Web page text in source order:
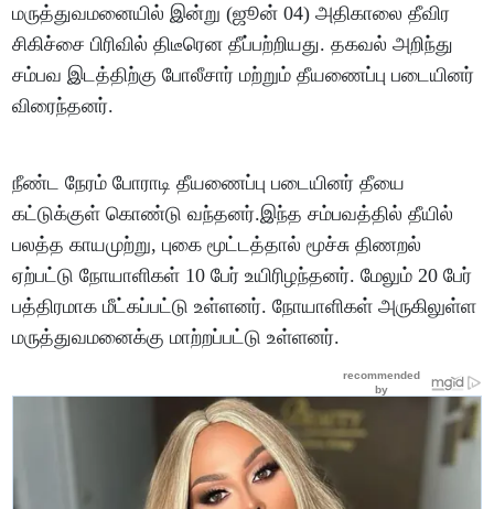
மருத்துவமனையில் இன்று (ஜூன் 04) அதிகாலை தீவிர
சிகிச்சை பிரிவில் திடீரென தீப்பற்றியது. தகவல் அறிந்து
சம்பவ இடத்திற்கு போலீசார் மற்றும் தீயணைப்பு படையினர்
விரைந்தனர்.
நீண்ட நேரம் போராடி தீயணைப்பு படையினர் தீயை
கட்டுக்குள் கொண்டு வந்தனர்.இந்த சம்பவத்தில் தீயில்
பலத்த காயமுற்று, புகை மூட்டத்தால் மூச்சு திணறல்
ஏற்பட்டு நோயாளிகள் 10 பேர் உயிரிழந்தனர். மேலும் 20 பேர்
பத்திரமாக மீட்கப்பட்டு உள்ளனர். நோயாளிகள் அருகிலுள்ள
மருத்துவமனைக்கு மாற்றப்பட்டு உள்ளனர்.